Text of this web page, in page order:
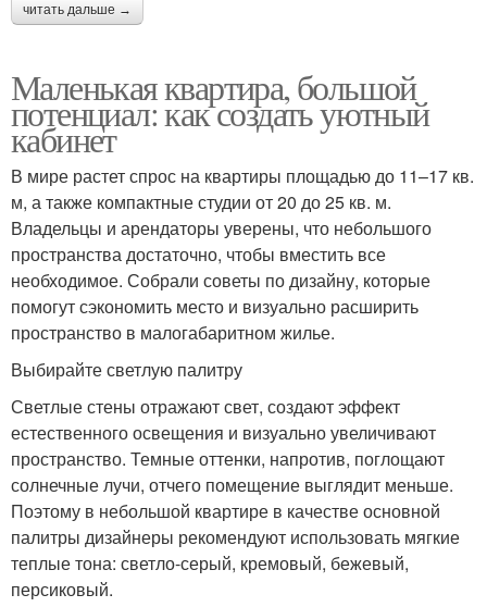
читать дальше →
Маленькая квартира, большой
потенциал: как создать уютный
кабинет
В мире растет спрос на квартиры площадью до 11–17 кв.
м, а также компактные студии от 20 до 25 кв. м.
Владельцы и арендаторы уверены, что небольшого
пространства достаточно, чтобы вместить все
необходимое. Собрали советы по дизайну, которые
помогут сэкономить место и визуально расширить
пространство в малогабаритном жилье.
Выбирайте светлую палитру
Светлые стены отражают свет, создают эффект
естественного освещения и визуально увеличивают
пространство. Темные оттенки, напротив, поглощают
солнечные лучи, отчего помещение выглядит меньше.
Поэтому в небольшой квартире в качестве основной
палитры дизайнеры рекомендуют использовать мягкие
теплые тона: светло-серый, кремовый, бежевый,
персиковый.